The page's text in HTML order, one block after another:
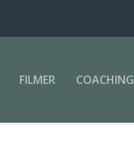
FILMER COACHING